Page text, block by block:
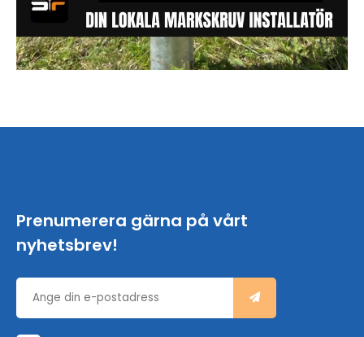
Prenumerera gärna på vårt
nyhetsbrev!